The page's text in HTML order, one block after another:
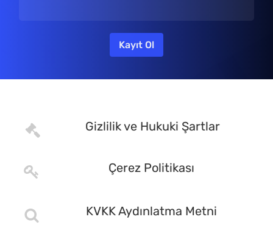
Gizlilik ve Hukuki Şartlar
Çerez Politikası
KVKK Aydınlatma Metni